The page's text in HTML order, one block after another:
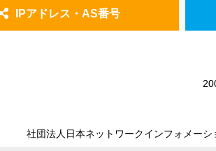
IPアドレス・AS番号
社団法人日本ネットワークインフォメーシ